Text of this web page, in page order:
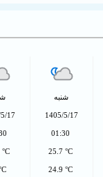
شنبه
1405/5/17
01:30
25.7 °C
24.9 °C
17